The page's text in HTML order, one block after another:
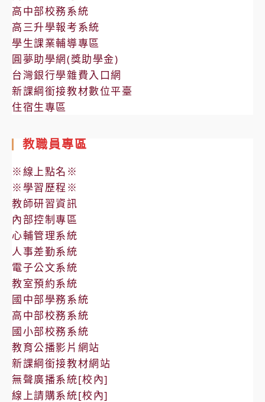
高中部校務系統
高三升學報考系統
學生課業輔導專區
圓夢助學網(獎助學金)
台灣銀行學雜費入口網
新課綱銜接教材數位平臺
住宿生專區
教職員專區
※線上點名※
※學習歷程※
教師研習資訊
內部控制專區
心輔管理系統
人事差勤系統
電子公文系統
教室預約系統
國中部學務系統
高中部校務系統
國小部校務系統
教育公播影片網站
新課綱銜接教材網站
無聲廣播系統[校內]
線上請購系統[校內]